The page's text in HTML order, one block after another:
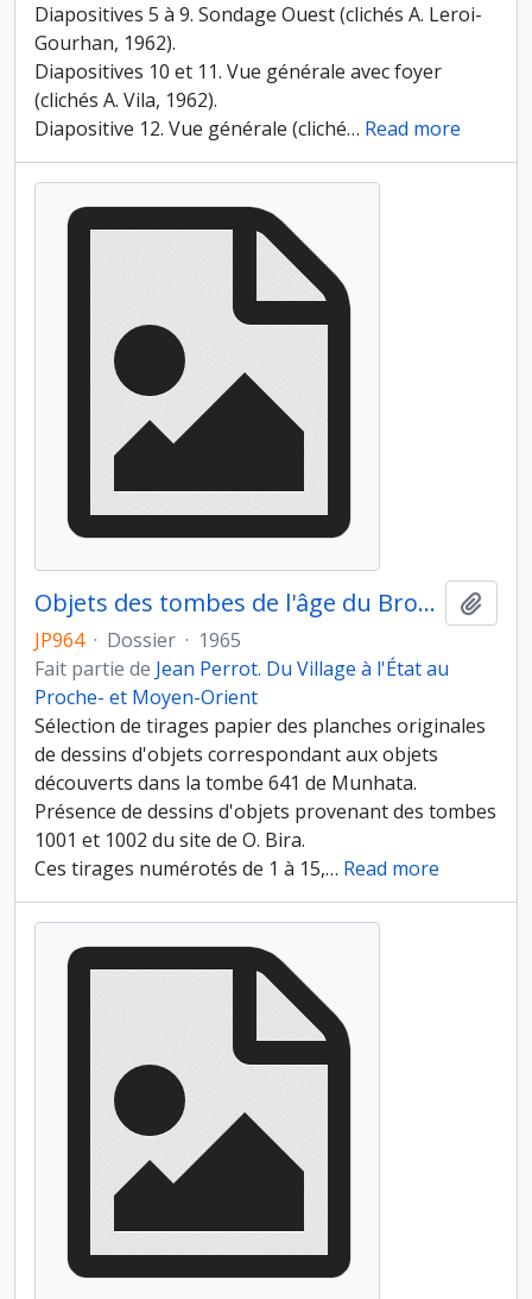
Diapositives 5 à 9. Sondage Ouest (clichés A. Leroi-
Gourhan, 1962).
Diapositives 10 et 11. Vue générale avec foyer
(clichés A. Vila, 1962).
Diapositive 12. Vue générale (cliché… Read more
Objets des tombes de l'âge du Bronze
JP964 · Dossier · 1965
Fait partie de Jean Perrot. Du Village à l'État au
Proche- et Moyen-Orient
Sélection de tirages papier des planches originales
de dessins d'objets correspondant aux objets
découverts dans la tombe 641 de Munhata.
Présence de dessins d'objets provenant des tombes
1001 et 1002 du site de O. Bira.
Ces tirages numérotés de 1 à 15,… Read more